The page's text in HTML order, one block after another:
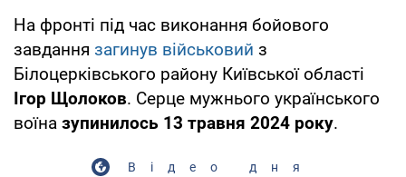
На фронті під час виконання бойового
завдання загинув військовий з
Білоцерківського району Київської області
Ігор Щолоков. Серце мужнього українського
воїна зупинилось 13 травня 2024 року.
Відео дня